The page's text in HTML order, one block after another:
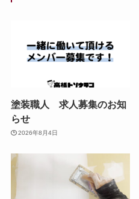
塗装職人 求人募集のお知
らせ
2026年8月4日